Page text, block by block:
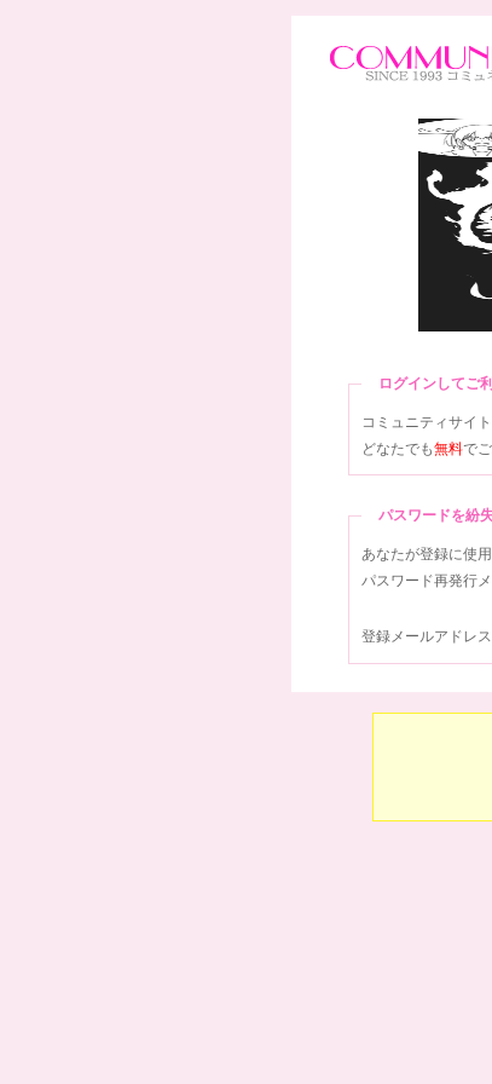
ログインしてご
コミュニティサイト
どなたでも無料で
パスワードを紛
あなたが登録に使
パスワード再発行
登録メールアドレ